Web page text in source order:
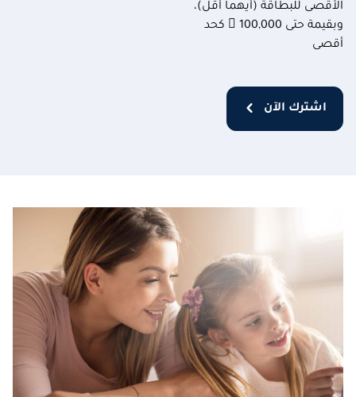
الأقصى للبطاقة (أيهما أقل)،
وبقيمة حتى 100,000  كحد
أقصى
اشترك الآن